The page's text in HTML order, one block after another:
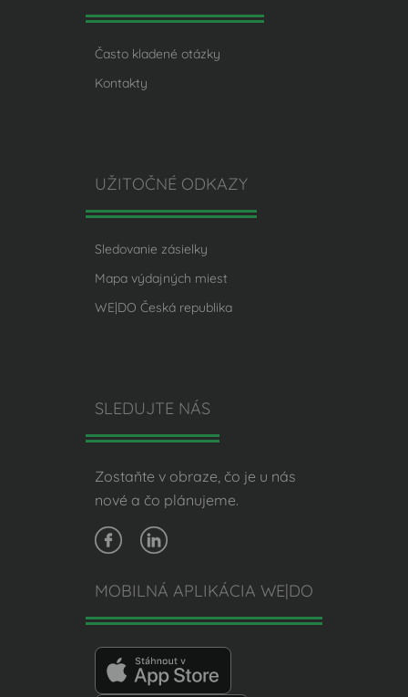
Často kladené otázky
Kontakty
UŽITOČNÉ ODKAZY
Sledovanie zásielky
Mapa výdajných miest
WE|DO Česká republika
SLEDUJTE NÁS
Zostaňte v obraze, čo je u nás
nové a čo plánujeme.
MOBILNÁ APLIKÁCIA WE|DO